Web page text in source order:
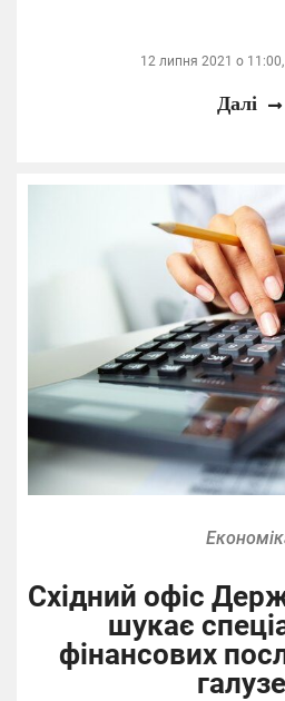
12 липня 2021 о 11:00,
Далі
Східний офіс
шукає
фінансових